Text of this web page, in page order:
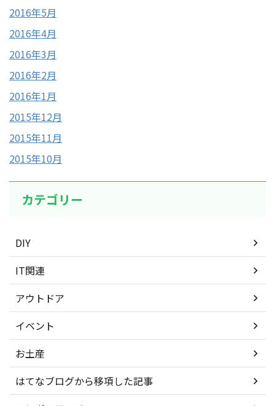
2016年5月
2016年4月
2016年3月
2016年2月
2016年1月
2015年12月
2015年11月
2015年10月
カテゴリー
DIY
IT関連
アウトドア
イベント
お土産
はてなブログから移項した記事